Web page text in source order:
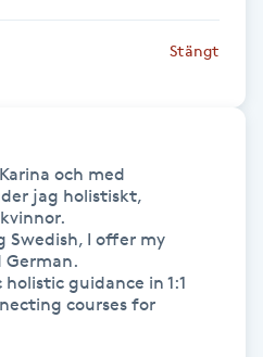
Stängt
och med
jag holistiskt,
Swedish, I offer my
German.
guidance in 1:1
courses for